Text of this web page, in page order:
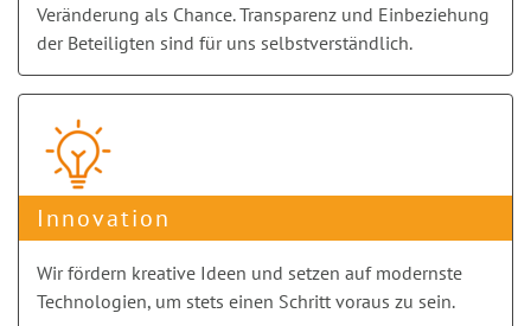
Veränderung als Chance. Transparenz und Einbeziehung
der Beteiligten sind für uns selbstverständlich.
Innovation
Wir fördern kreative Ideen und setzen auf modernste
Technologien, um stets einen Schritt voraus zu sein.